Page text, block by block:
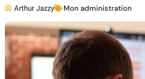
Arthur Jazzy Mon administration